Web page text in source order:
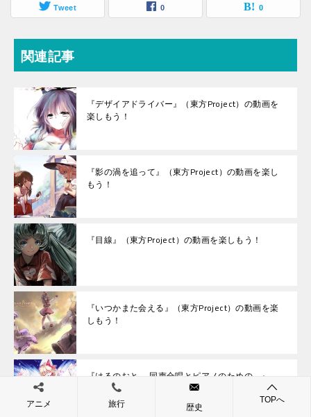
Tweet 0 0
関連記事
『デザイアドライバー』（東方Project）の動画を
楽しもう！
『影の渦を追って』（東方Project）の動画を楽し
もう！
『目線』（東方Project）の動画を楽しもう！
『いつかまた会える』（東方Project）の動画を楽
しもう！
『はるのおと ―同声合唱とピアノのための―』
（東方Project）の動画を楽しもう！
アニメ 旅行 歴史
TOPへ